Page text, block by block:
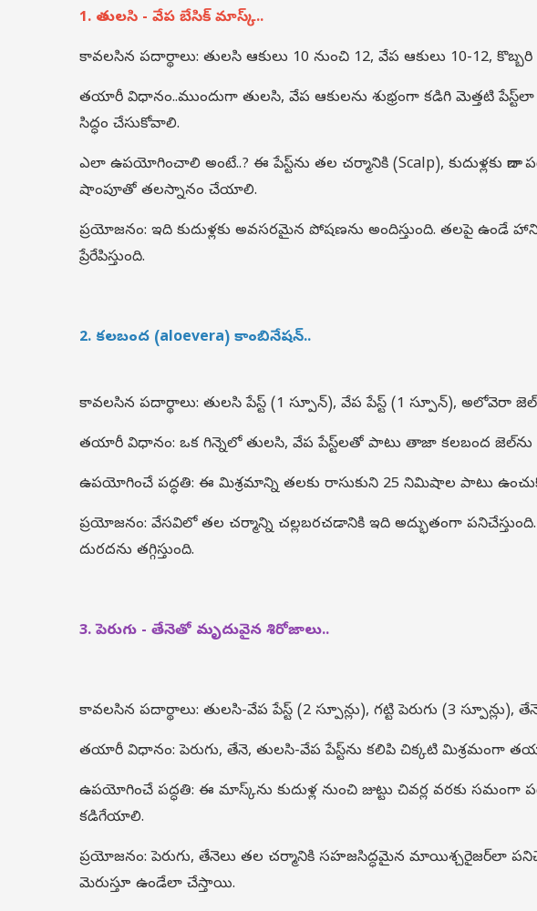
1. తులసి - వేప బేసిక్ మాస్క్..
కావలసిన పదార్థాలు: తులసి ఆకులు 10 నుంచి 12, వేప ఆకులు 10-12, కొబ్బరి
తయారీ విధానం..ముందుగా తులసి, వేప ఆకులను శుభ్రంగా కడిగి మెత్తటి
సిద్ధం చేసుకోవాలి.
ఎలా ఉపయోగించాలి అంటే..? ఈ పేస్ట్‌ను తల చర్మానికి (Scalp), కుదుళ్లకు
షాంపూతో తలస్నానం చేయాలి.
ప్రయోజనం: ఇది కుదుళ్లకు అవసరమైన పోషణను అందిస్తుంది. తలపై ఉండే
ప్రేరేపిస్తుంది.
2. కలబంద (aloevera) కాంబినేషన్..
కావలసిన పదార్థాలు: తులసి పేస్ట్ (1 స్పూన్), వేప పేస్ట్ (1 స్పూన్), అలోవెరా జెల్
తయారీ విధానం: ఒక గిన్నెలో తులసి, వేప పేస్ట్‌లతో పాటు తాజా కలబంద జెల్‌ను
ఉపయోగించే పద్ధతి: ఈ మిశ్రమాన్ని తలకు రాసుకుని 25 నిమిషాల పాటు
ప్రయోజనం: వేసవిలో తల చర్మాన్ని చల్లబరచడానికి ఇది అద్భుతంగా
దురదను తగ్గిస్తుంది.
3. పెరుగు - తేనెతో మృదువైన శిరోజాలు..
కావలసిన పదార్థాలు: తులసి-వేప పేస్ట్ (2 స్పూన్లు), గట్టి పెరుగు (3 స్పూన్లు),
తయారీ విధానం: పెరుగు, తేనె, తులసి-వేప పేస్ట్‌ను కలిపి చిక్కటి మిశ్రమంగా
ఉపయోగించే పద్ధతి: ఈ మాస్క్‌ను కుదుళ్ల నుంచి జుట్టు చివర్ల వరకు
కడిగేయాలి.
ప్రయోజనం: పెరుగు, తేనెలు తల చర్మానికి సహజసిద్ధమైన మాయిశ్చరైజర్‌లా
మెరుస్తూ ఉండేలా చేస్తాయి.